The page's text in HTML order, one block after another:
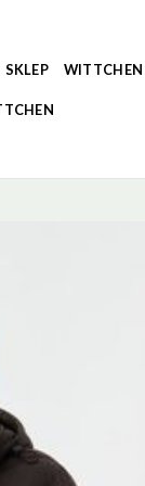
SKLEP WITTCHEN